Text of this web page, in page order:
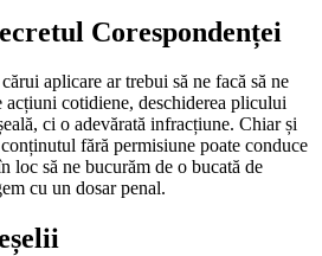
Corespondenței
aplicare ar trebui să ne facă să ne
acțiuni cotidiene, deschiderea plicului
ci o adevărată infracțiune. Chiar și
fără permisiune poate conduce
loc să ne bucurăm de o bucată de
cu un dosar penal.